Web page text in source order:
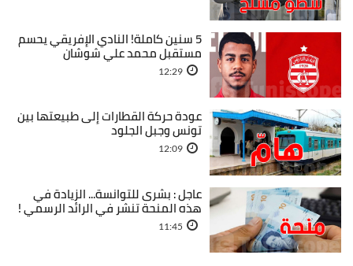
5 سنين كاملة! النادي الإفريقي يحسم
مستقبل محمد علي شوشان
12:29
عودة حركة القطارات إلى طبيعتها بين
تونس وجبل الجلود
12:09
عاجل : بشرى للتوانسة... الزيادة في
هذه المنحة تنشر في الرائد الرسمي !
11:45